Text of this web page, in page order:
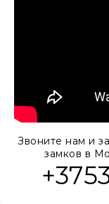
Звоните нам и
замков в